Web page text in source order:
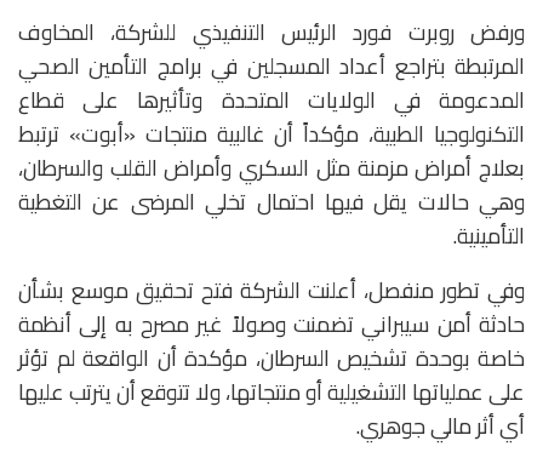
ورفض روبرت فورد الرئيس التنفيذي للشركة، المخاوف
المرتبطة بتراجع أعداد المسجلين في برامج التأمين الصحي
المدعومة في الولايات المتحدة وتأثيرها على قطاع
التكنولوجيا الطبية، مؤكداً أن غالبية منتجات «أبوت» ترتبط
بعلاج أمراض مزمنة مثل السكري وأمراض القلب والسرطان،
وهي حالات يقل فيها احتمال تخلي المرضى عن التغطية
التأمينية.
وفي تطور منفصل، أعلنت الشركة فتح تحقيق موسع بشأن
حادثة أمن سيبراني تضمنت وصولاً غير مصرح به إلى أنظمة
خاصة بوحدة تشخيص السرطان، مؤكدة أن الواقعة لم تؤثر
على عملياتها التشغيلية أو منتجاتها، ولا تتوقع أن يترتب عليها
أي أثر مالي جوهري.